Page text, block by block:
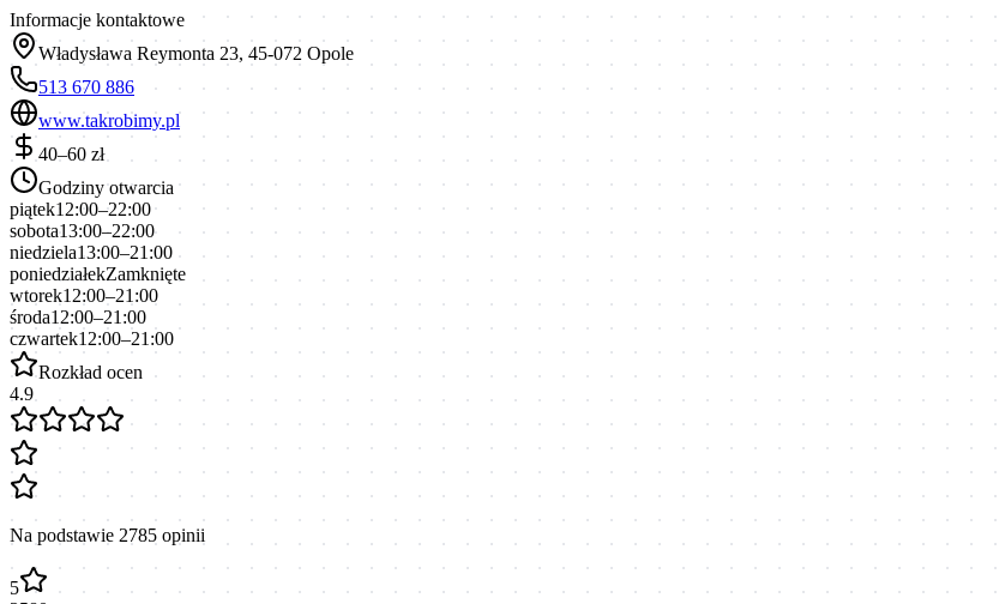
Informacje kontaktowe
Władysława Reymonta 23, 45-072 Opole
513 670 886
www.takrobimy.pl
40–60 zł
Godziny otwarcia
piątek12:00–22:00
sobota13:00–22:00
niedziela13:00–21:00
poniedziałekZamknięte
wtorek12:00–21:00
środa12:00–21:00
czwartek12:00–21:00
Rozkład ocen
4.9
Na podstawie 2785 opinii
5